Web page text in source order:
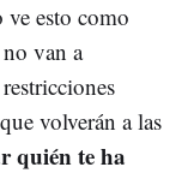
ve esto como
van a
volverán a las
quién te ha